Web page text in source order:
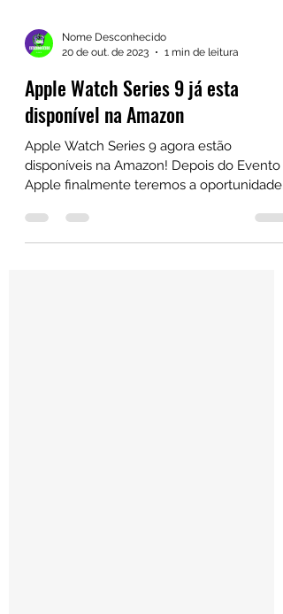
20 de out. de 2023
1 min de leitura
Apple Watch Series 9 já esta
disponível na Amazon
Apple Watch Series 9 agora estão
disponíveis na Amazon! Depois do Evento
Apple finalmente teremos a oportunidade